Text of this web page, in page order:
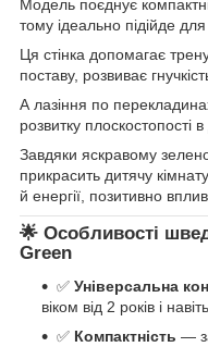
Модель поєднує
тому ідеально підійде
Ця стінка допомагає
поставу, розвиває
А лазіння по
розвитку плоскостопості
Завдяки яскравому
прикрасить дитячу
й енергії, позитивно
🌟 Особливості
Green
✅ Універсальна
віком від 2 років і
✅ Компактність —